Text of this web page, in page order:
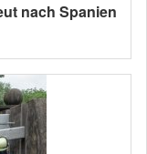
nach Spanien